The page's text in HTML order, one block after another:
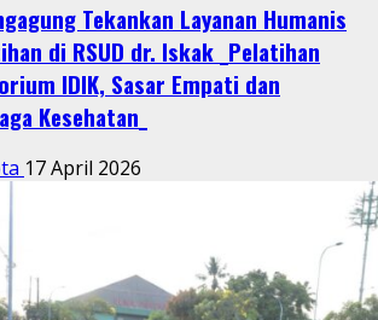
Tekankan Layanan Humanis
di RSUD dr. Iskak _Pelatihan
IDIK, Sasar Empati dan
Kesehatan_
17 April 2026